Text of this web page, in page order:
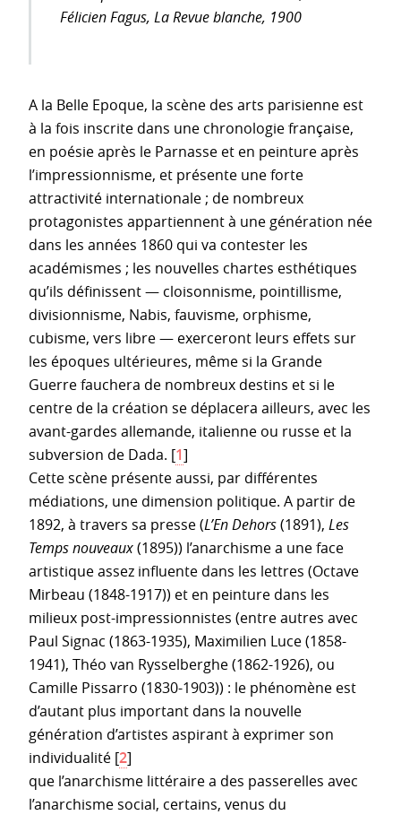
Félicien Fagus, La Revue blanche, 1900
A la Belle Epoque, la scène des arts parisienne est
à la fois inscrite dans une chronologie française,
en poésie après le Parnasse et en peinture après
l’impressionnisme, et présente une forte
attractivité internationale ; de nombreux
protagonistes appartiennent à une génération née
dans les années 1860 qui va contester les
académismes ; les nouvelles chartes esthétiques
qu’ils définissent — cloisonnisme, pointillisme,
divisionnisme, Nabis, fauvisme, orphisme,
cubisme, vers libre — exerceront leurs effets sur
les époques ultérieures, même si la Grande
Guerre fauchera de nombreux destins et si le
centre de la création se déplacera ailleurs, avec les
avant-gardes allemande, italienne ou russe et la
subversion de Dada. [1]
Cette scène présente aussi, par différentes
médiations, une dimension politique. A partir de
1892, à travers sa presse (L’En Dehors(1891), Les
Temps nouveaux(1895)) l’anarchisme a une face
artistique assez influente dans les lettres (Octave
Mirbeau (1848-1917)) et en peinture dans les
milieux post-impressionnistes (entre autres avec
Paul Signac (1863-1935), Maximilien Luce (1858-
1941), Théo van Rysselberghe (1862-1926), ou
Camille Pissarro (1830-1903)) : le phénomène est
d’autant plus important dans la nouvelle
génération d’artistes aspirant à exprimer son
individualité [2]
que l’anarchisme littéraire a des passerelles avec
l’anarchisme social, certains, venus du